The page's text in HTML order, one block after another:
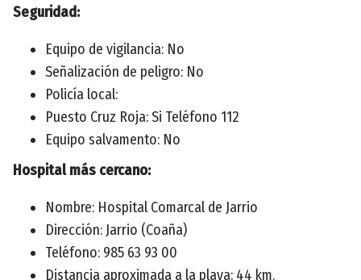
Seguridad:
Equipo de vigilancia: No
Señalización de peligro: No
Policía local:
Puesto Cruz Roja: Si Teléfono 112
Equipo salvamento: No
Hospital más cercano:
Nombre: Hospital Comarcal de Jarrio
Dirección: Jarrio (Coaña)
Teléfono: 985 63 93 00
Distancia aproximada a la playa: 44 km.